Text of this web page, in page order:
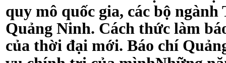
quy mô quốc gia, các bộ
Quảng Ninh. Cách thức làm
của thời đại mới. Báo chí